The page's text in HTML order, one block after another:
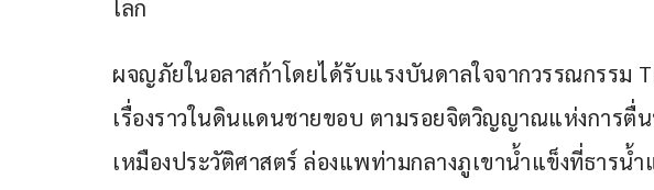
โลก
ผจญภัยในอลาสก้าโดยได้รับแรงบันดาลใจจากวรรณกรรม
เรื่องราวในดินแดนชายขอบ ตามรอยจิตวิญญาณแห่งการตื่
เหมืองประวัติศาสตร์ ล่องแพท่ามกลางภูเขาน้ำแข็งที่ธารน้